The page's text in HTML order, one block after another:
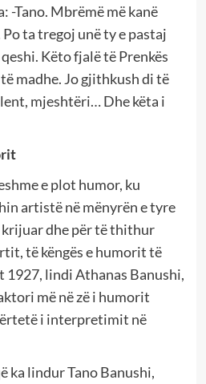
-Tano. Mbrëmë më kanë
ta tregoj unë ty e pastaj
Këto fjalë të Prenkës
madhe. Jo gjithkush di të
mjeshtëri… Dhe këta i
e plot humor, ku
artistë në mënyrën e tyre
dhe për të thithur
të këngës e humorit të
1927, lindi Athanas Banushi,
më në zë i humorit
i interpretimit në
ka lindur Tano Banushi,